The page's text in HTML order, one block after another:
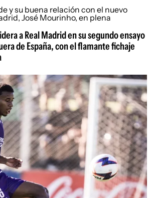
a Real Madrid en su segundo ensayo
de España, con el flamante fichaje